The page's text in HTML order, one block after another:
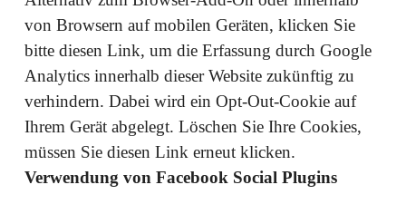
von Browsern auf mobilen Geräten, klicken Sie
bitte diesen Link, um die Erfassung durch Google
Analytics innerhalb dieser Website zukünftig zu
verhindern. Dabei wird ein Opt-Out-Cookie auf
Ihrem Gerät abgelegt. Löschen Sie Ihre Cookies,
müssen Sie diesen Link erneut klicken.
Verwendung von Facebook Social Plugins